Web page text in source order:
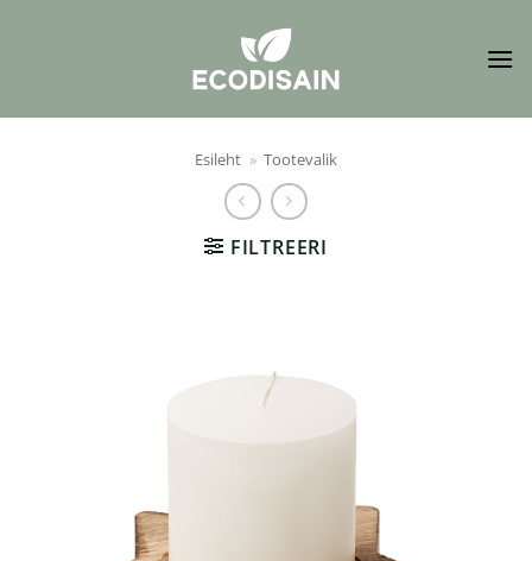
Esileht » Tootevalik
FILTREERI